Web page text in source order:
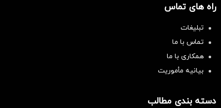
راه های تماس
تبلیغات
تماس با ما
همکاری با ما
بیانیه مأموریت
دسته بندی مطالب